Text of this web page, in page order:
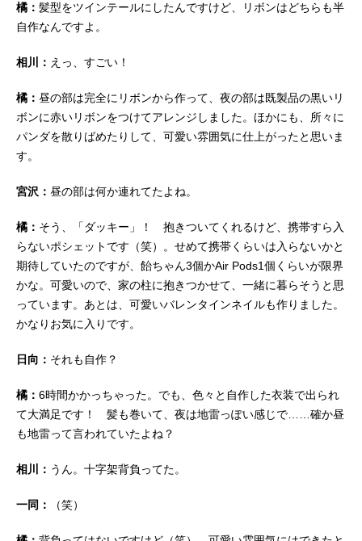
橘： 髪型をツインテールにしたんですけど、リボンはどちらも半
自作なんですよ。
相川： えっ、すごい！
橘： 昼の部は完全にリボンから作って、夜の部は既製品の黒いリ
ボンに赤いリボンをつけてアレンジしました。ほかにも、所々に
パンダを散りばめたりして、可愛い雰囲気に仕上がったと思いま
す。
宮沢： 昼の部は何か連れてたよね。
橘： そう、「ダッキー」！ 抱きついてくれるけど、携帯すら入
らないポシェットです（笑）。せめて携帯くらいは入らないかと
期待していたのですが、飴ちゃん3個かAir Pods1個くらいが限界
かな。可愛いので、家の柱に抱きつかせて、一緒に暮らそうと思
っています。あとは、可愛いバレンタインネイルも作りました。
かなりお気に入りです。
日向： それも自作？
橘： 6時間かかっちゃった。でも、色々と自作した衣装で出られ
て大満足です！ 髪も巻いて、夜は地雷っぽい感じで……確か昼
も地雷って言われていたよね？
相川： うん。十字架背負ってた。
一同： （笑）